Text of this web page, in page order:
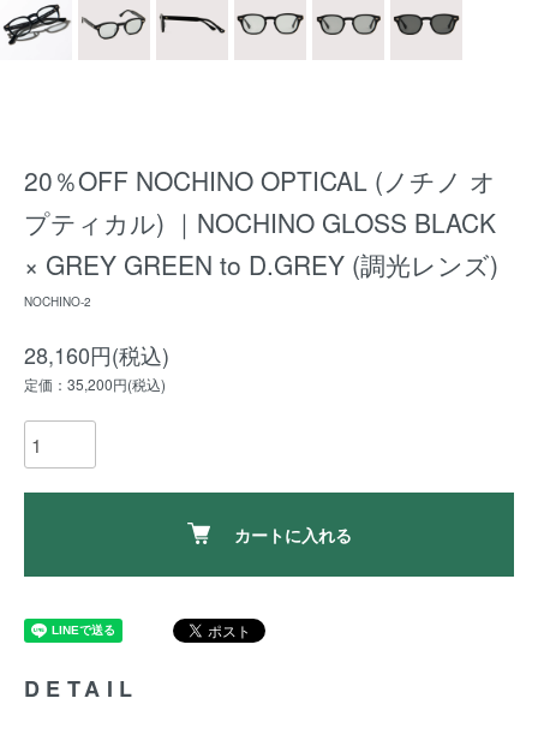
20％OFF NOCHINO OPTICAL (ノチノ オ
プティカル) ｜NOCHINO GLOSS BLACK
× GREY GREEN to D.GREY (調光レンズ)
NOCHINO-2
28,160円(税込)
定価：35,200円(税込)
カートに入れる
DETAIL